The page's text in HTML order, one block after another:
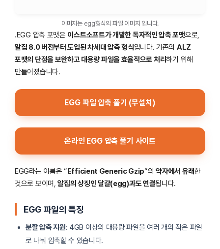
이미지는 egg형식의 파일 이미지 입니다.
.EGG 압축 포맷은 이스트소프트가 개발한 독자적인 압축 포맷으로,
알집 8.0 버전부터 도입된 차세대 압축 형식입니다. 기존의 ALZ
포맷의 단점을 보완하고 대용량 파일을 효율적으로 처리하기 위해
만들어졌습니다.
EGG 파일 압축 풀기 (무설치)
온라인 EGG 압축 풀기 사이트
EGG라는 이름은 “Efficient Generic Gzip“의약자에서 유래한
것으로 보이며,알집의 상징인 달걀(egg)과도 연결됩니다.
EGG 파일의 특징
분할 압축 지원: 4GB 이상의 대용량 파일을 여러 개의 작은 파일
로 나눠 압축할 수 있습니다.